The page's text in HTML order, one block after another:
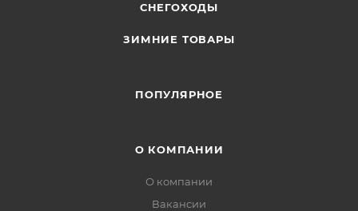
СНЕГОХОДЫ
ЗИМНИЕ ТОВАРЫ
ПОПУЛЯРНОЕ
О КОМПАНИИ
О компании
Вакансии